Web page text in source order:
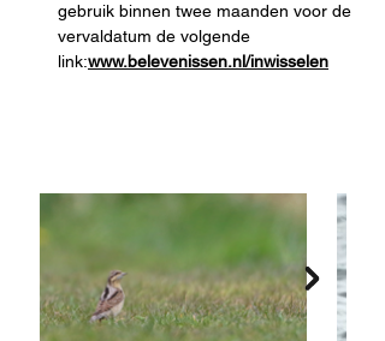
gebruik binnen twee maanden voor de
vervaldatum de volgende
link:www.belevenissen.nl/inwisselen